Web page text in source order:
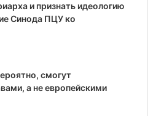
и признать идеологию
Синода ПЦУ ко
смогут
а не европейскими